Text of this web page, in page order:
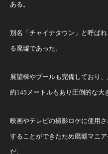
ある。
別名「チャイナタウン」と呼ば
る廃墟であった。
展望棟やプールも完備しており
約145メートルもあり圧倒的な大
映画やテレビの撮影ロケに使用
することができたため廃墟マニ
だ。